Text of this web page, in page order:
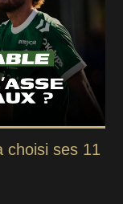
choisi ses 11